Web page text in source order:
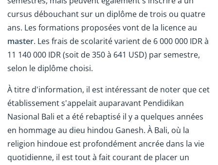
cursus débouchant sur un diplôme de trois ou quatre
ans. Les formations proposées vont de la licence au
master. Les frais de scolarité varient de 6 000 000 IDR à
11 140 000 IDR (soit de 350 à 641 USD) par semestre,
selon le diplôme choisi.
À titre d'information, il est intéressant de noter que cet
établissement s'appelait auparavant Pendidikan
Nasional Bali et a été rebaptisé il y a quelques années
en hommage au dieu hindou Ganesh. À Bali, où la
religion hindoue est profondément ancrée dans la vie
quotidienne, il est tout à fait courant de placer un